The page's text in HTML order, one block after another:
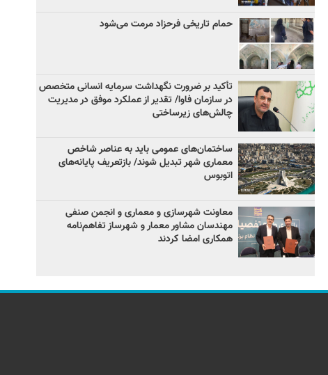
حمام تاریخی فرحزاد مرمت می‌شود
تأکید بر ضرورت نگهداشت سرمایه انسانی متخصص
در سازمان فاوا/ تقدیر از عملکرد موفق در مدیریت
چالش‌های زیرساختی
ساختمان‌های عمومی باید به عناصر شاخص
معماری شهر تبدیل شوند/ بازتعریف پایانه‌های
اتوبوس
معاونت شهرسازی و معماری و انجمن صنفی
مهندسان مشاور معمار و شهرساز تفاهم‌نامه
همکاری امضا کردند